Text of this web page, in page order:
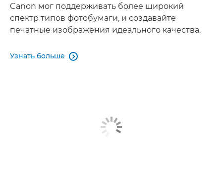
Canon мог поддерживать более широкий
спектр типов фотобумаги, и создавайте
печатные изображения идеального качества.
Узнать больше 